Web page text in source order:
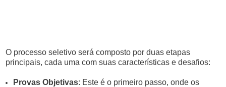
O processo seletivo será composto por duas etapas
principais, cada uma com suas características e desafios:
Provas Objetivas: Este é o primeiro passo, onde os